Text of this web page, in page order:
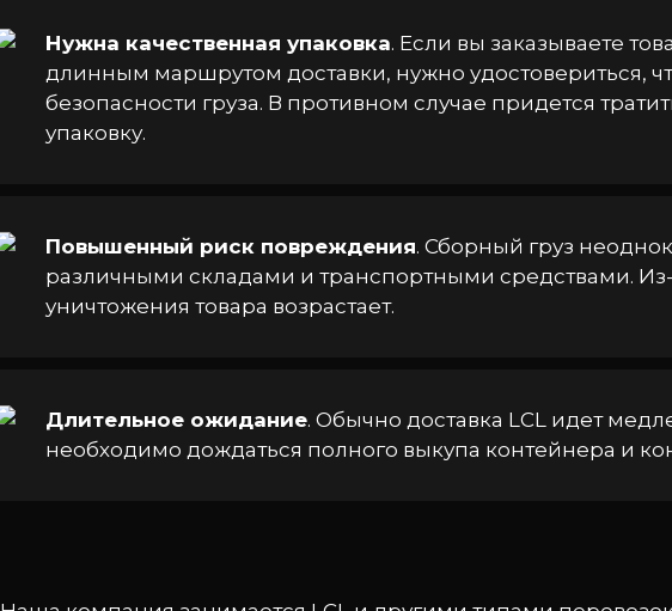
Нужна качественная упаковка. Если вы заказываете
длинным маршрутом доставки, нужно удостовериться,
безопасности груза. В противном случае придется
упаковку.
Повышенный риск повреждения. Сборный груз
различными складами и транспортными средствами.
уничтожения товара возрастает.
Длительное ожидание. Обычно доставка LCL идет
необходимо дождаться полного выкупа контейнера и